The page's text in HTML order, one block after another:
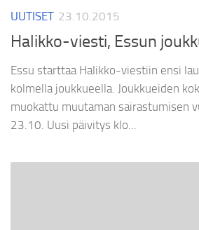
UUTISET 23.10.2015
Halikko-viesti, Essun
Essu starttaa Halikko-viestiin ensi
kolmella joukkueella. Joukkueiden
muokattu muutaman sairastumisen
23.10. Uusi päivitys klo...